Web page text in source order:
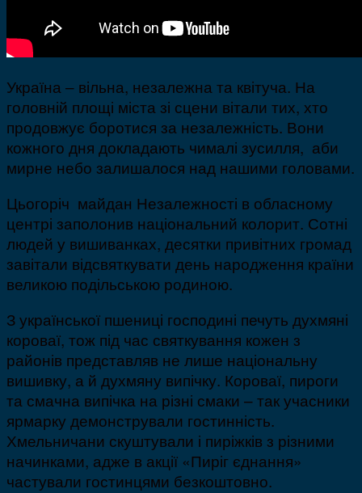
Україна – вільна, незалежна та квітуча. На
головній площі міста зі сцени вітали тих, хто
продовжує боротися за незалежність. Вони
кожного дня докладають чималі зусилля, аби
мирне небо залишалося над нашими головами.
Цьогоріч майдан Незалежності в обласному
центрі заполонив національний колорит. Сотні
людей у вишиванках, десятки привітних громад
завітали відсвяткувати день народження країни
великою подільською родиною.
З української пшениці господині печуть духмяні
короваї, тож під час святкування кожен з
районів представляв не лише національну
вишивку, а й духмяну випічку. Короваї, пироги
та смачна випічка на різні смаки – так учасники
ярмарку демонстрували гостинність.
Хмельничани скуштували і пиріжків з різними
начинками, адже в акції «Пиріг єднання»
частували гостинцями безкоштовно.